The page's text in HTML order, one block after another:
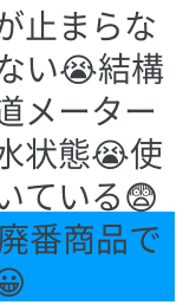
止まらな
い😭結構
メーター
状態😭使
ている😨
番商品で